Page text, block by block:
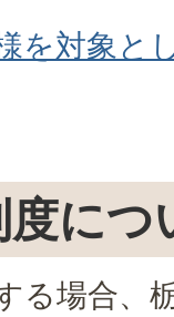
を対象と
につ
る場合、